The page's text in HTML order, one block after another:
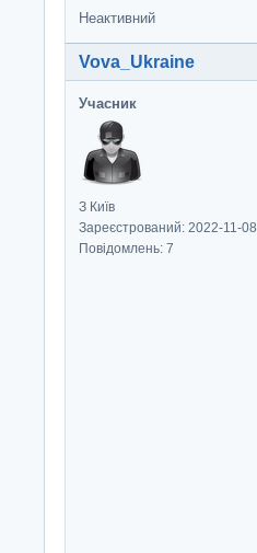
Неактивний
Vova_Ukraine
Учасник
З Київ
Зареєстрований: 2022-11-08
Повідомлень: 7